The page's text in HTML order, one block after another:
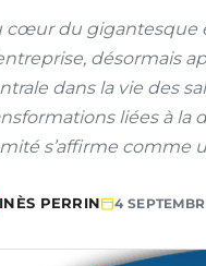
cœur du gigantesque
désormais
dans la vie des
liées à la
s’affirme comme
INÈS PERRIN 4